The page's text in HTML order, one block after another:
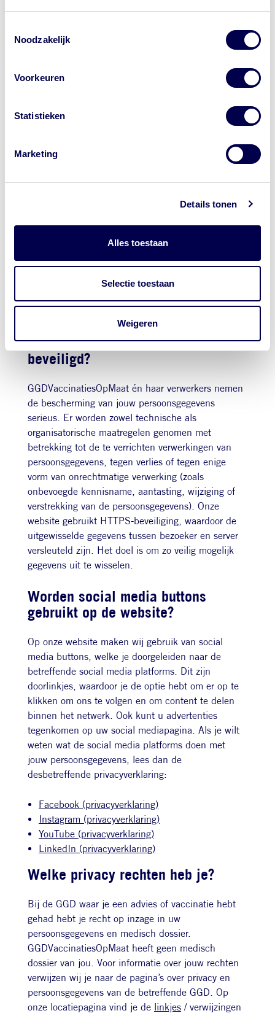
Noodzakelijk
Voorkeuren
Statistieken
Marketing
Details tonen
Alles toestaan
Selectie toestaan
Weigeren
Alle medewerkers werkzaam bij de GGD’en die
hebben geheimhoudingsplicht met betrekking tot
medisch beroepsgeheim.
verwerkt buiten Europa?
Om de website en haar functionaliteiten mogelijk te
maken, kan GGDVaccinatiesOpMaat, of één van
Nederland. GGDVaccinatiesOpMaat doet dit alleen
indien er sprake is van een passend
beschermingsniveau voor de verwerking van
worden gemaakt over de omgang met
persoonsgegevens. Jouw gegevens worden niet
Worden jouw persoonsgegevens
beveiligd?
GGDVaccinatiesOpMaat én haar verwerkers nemen
de bescherming van jouw persoonsgegevens
serieus. Er worden zowel technische als
organisatorische maatregelen genomen met
betrekking tot de te verrichten verwerkingen van
persoonsgegevens, tegen verlies of tegen enige
vorm van onrechtmatige verwerking (zoals
onbevoegde kennisname, aantasting, wijziging of
verstrekking van de persoonsgegevens). Onze
website gebruikt HTTPS-beveiliging, waardoor de
uitgewisselde gegevens tussen bezoeker en server
versleuteld zijn. Het doel is om zo veilig mogelijk
gegevens uit te wisselen.
Worden social media buttons
gebruikt op de website?
Op onze website maken wij gebruik van social
media buttons, welke je doorgeleiden naar de
betreffende social media platforms. Dit zijn
doorlinkjes, waardoor je de optie hebt om er op te
klikken om ons te volgen en om content te delen
binnen het netwerk. Ook kunt u advertenties
tegenkomen op uw social mediapagina. Als je wilt
weten wat de social media platforms doen met
jouw persoonsgegevens, lees dan de
desbetreffende privacyverklaring:
Facebook (privacyverklaring)
Instagram (privacyverklaring)
YouTube (privacyverklaring)
LinkedIn (privacyverklaring)
Welke privacy rechten heb je?
Bij de GGD waar je een advies of vaccinatie hebt
gehad hebt je recht op inzage in uw
persoonsgegevens en medisch dossier.
GGDVaccinatiesOpMaat heeft geen medisch
dossier van jou. Voor informatie over jouw rechten
verwijzen wij je naar de pagina’s over privacy en
persoonsgegevens van de betreffende GGD. Op
onze locatiepagina vind je de linkjes / verwijzingen